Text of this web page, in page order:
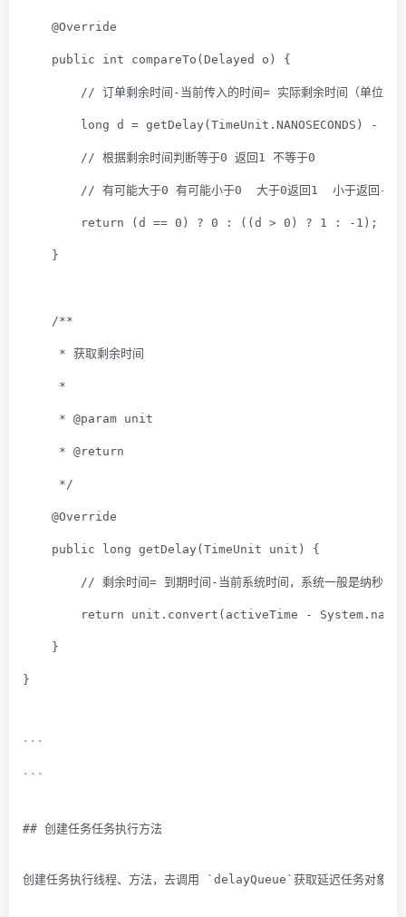
@Override
public int compareTo (Delayed o) {
// 订单剩余时间-当前传入的时间= 实际剩余时间（单位纳
long d = getDelay(TimeUnit.NANOSECONDS) -
// 根据剩余时间判断等于0 返回1 不等于0
// 有可能大于0 有可能小于0  大于0返回1  小于返回-1
return (d == 0 ) ? 0 : ((d > 0 ) ? 1 : - 1 );
}
/**
* 获取剩余时间
*
* @param unit
* @return
*/
@Override
public long getDelay (TimeUnit unit) {
// 剩余时间= 到期时间-当前系统时间，系统一般是纳秒级
return unit.convert(activeTime -
}
}
```
```
## 创建任务任务执行方法
创建任务执行线程、方法，去调用 `delayQueue`获取延迟任务对象。